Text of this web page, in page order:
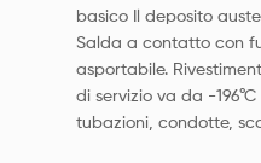
basico Il deposito
Salda a contatto con
asportabile.
di servizio va da -
tubazioni, condotte,